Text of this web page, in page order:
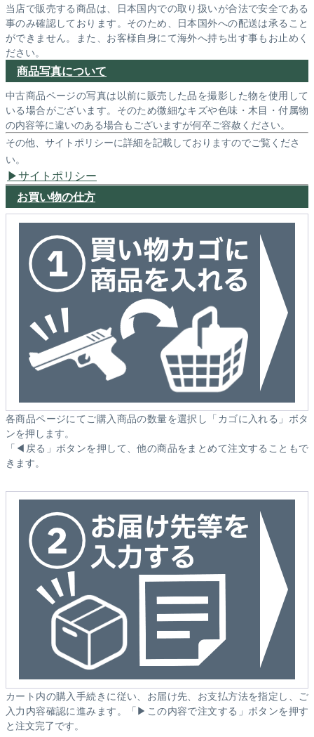
当店で販売する商品は、日本国内での取り扱いが合法で安全である
事のみ確認しております。そのため、日本国外への配送は承ること
ができません。また、お客様自身にて海外へ持ち出す事もお止めく
ださい。
商品写真について
中古商品ページの写真は以前に販売した品を撮影した物を使用して
いる場合がございます。そのため微細なキズや色味・木目・付属物
の内容等に違いのある場合もございますが何卒ご容赦ください。
その他、サイトポリシーに詳細を記載しておりますのでご覧くださ
い。
サイトポリシー
お買い物の仕方
各商品ページにてご購入商品の数量を選択し「カゴに入れる」ボタ
ンを押します。
「◀戻る」ボタンを押して、他の商品をまとめて注文することもで
きます。
カート内の購入手続きに従い、お届け先、お支払方法を指定し、ご
入力内容確認に進みます。「▶この内容で注文する」ボタンを押す
と注文完了です。